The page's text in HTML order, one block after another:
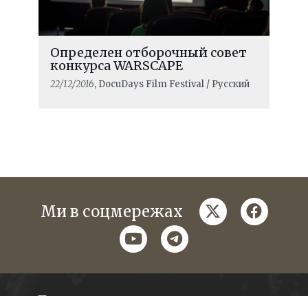
Определен отборочный совет
конкурса WARSCAPE
22/12/2016, DocuDays Film Festival / Русский
Ми в соцмережах twitter
youtubetelegram